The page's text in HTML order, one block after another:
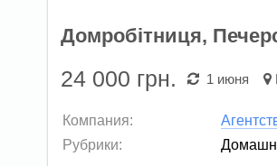
Домробітниця,
24 000 грн. 1 июня
Компания:
Рубрики: